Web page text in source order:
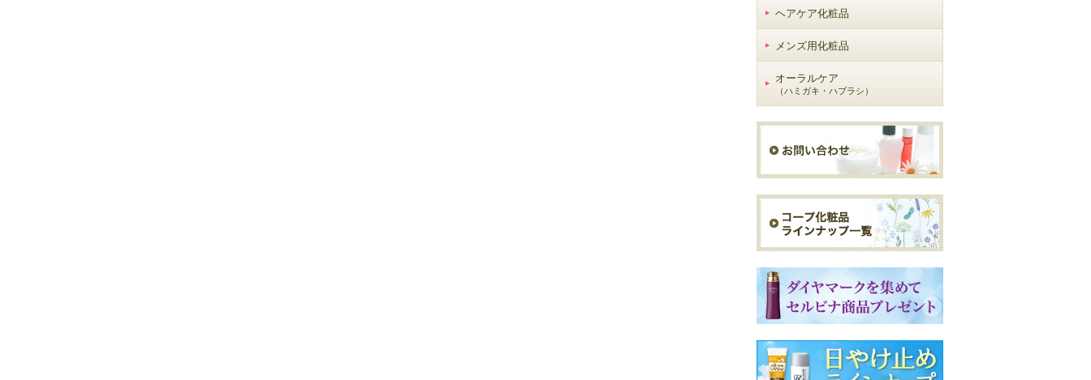
ヘアケア化粧品
メンズ用化粧品
オーラルケア
（ハミガキ・ハブラシ）